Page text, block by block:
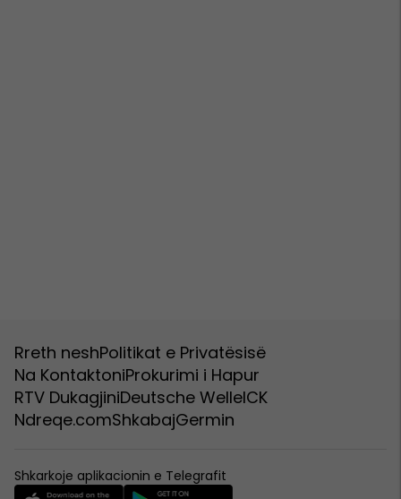
Rreth neshPolitikat e Privatësisë
Na KontaktoniProkurimi i Hapur
RTV DukagjiniDeutsche WelleICK
Ndreqe.comShkabajGermin
Shkarkoje aplikacionin e Telegrafit